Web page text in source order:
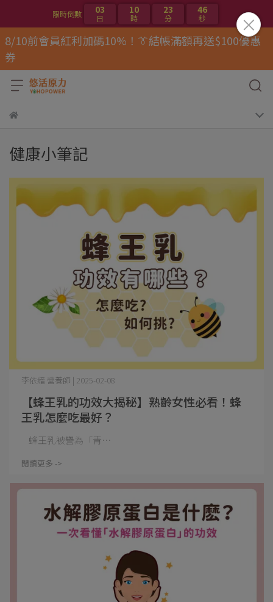
限時倒數 03
日
10
時
23
分
46
秒
8/10前會員紅利加碼10%！👔結帳滿額再送$100優惠
券
健康小筆記
【蜂王乳的功效大揭秘】熟齡女性必看！蜂
王乳怎麼吃最好？
李依縉 營養師 | 2025-02-08
蜂王乳被譽為「青⋯
閱讀更多 ->